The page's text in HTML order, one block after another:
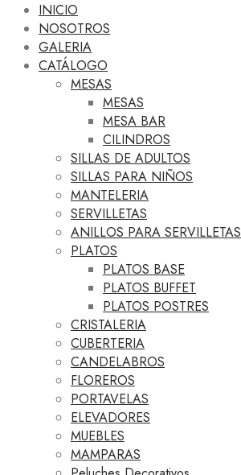
INICIO
NOSOTROS
GALERIA
CATÁLOGO
MESAS
MESAS
MESA BAR
CILINDROS
SILLAS DE ADULTOS
SILLAS PARA NIÑOS
MANTELERIA
SERVILLETAS
ANILLOS PARA SERVILLETAS
PLATOS
PLATOS BASE
PLATOS BUFFET
PLATOS POSTRES
CRISTALERIA
CUBERTERIA
CANDELABROS
FLOREROS
PORTAVELAS
ELEVADORES
MUEBLES
MAMPARAS